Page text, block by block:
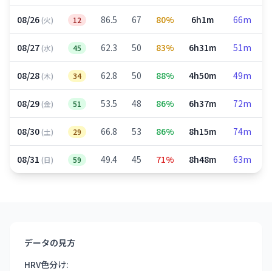
08/26(火) 12 86.5 67 80% 6h1m 66m
08/27(水) 45 62.3 50 83% 6h31m 51m
08/28(木) 34 62.8 50 88% 4h50m 49m
08/29(金) 51 53.5 48 86% 6h37m 72m
08/30(土) 29 66.8 53 86% 8h15m 74m
08/31 (日) 59 49.4 45 71% 8h48m 63m
データの見方
HRV色分け: